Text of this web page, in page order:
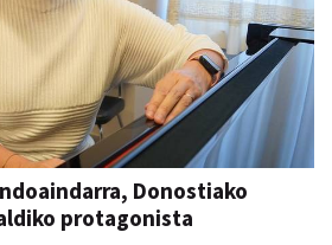
Donostiako
protagonista